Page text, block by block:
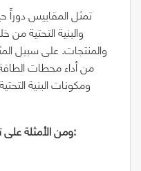
تمثل المقاييس دوراً
والبنية التحتية
والمنتجات. على سبيل
من أداء محطات
ومكونات البنية
ومن الأمثلة على تطبيقات المترولوجيا في الاستدامة: